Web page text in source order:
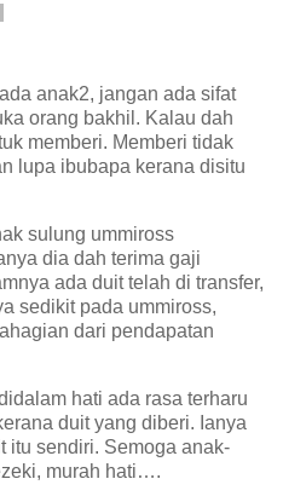
anak2, jangan ada sifat
orang bakhil. Kalau dah
memberi. Memberi tidak
lupa ibubapa kerana disitu
sulung ummiross
dia dah terima gaji
ada duit telah di transfer,
sedikit pada ummiross,
dari pendapatan
hati ada rasa terharu
duit yang diberi. Ianya
itu sendiri. Semoga anak-
murah hati….